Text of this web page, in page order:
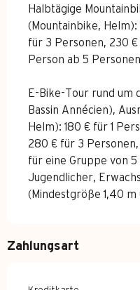
Halbtägige
(Mountainbike,
für 3 Personen, 230
Person ab 5
E-Bike-Tour rund um
Bassin Annécien),
Helm): 180 € für 1
280 € für 3
für eine Gruppe von
Jugendlicher,
(Mindestgröße 1,40 m
Zahlungsart